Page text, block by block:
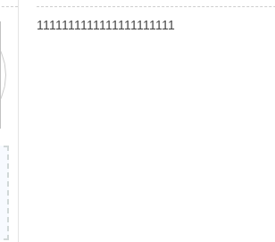
1111111111111111111111